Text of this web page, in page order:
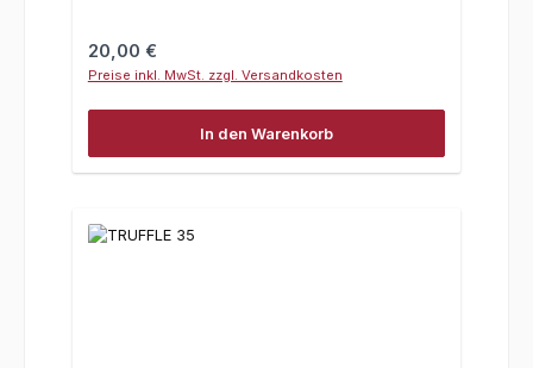
Regulärer Preis:
20,00 €
Preise inkl. MwSt. zzgl. Versandkosten
In den Warenkorb